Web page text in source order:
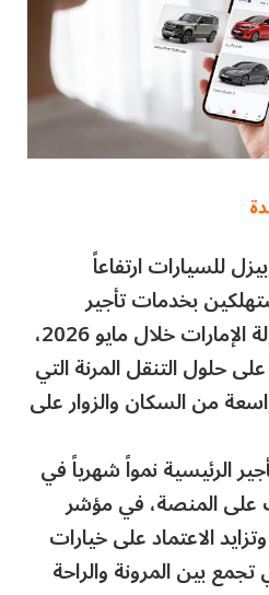
للسيارات ارتفاعاً
بخدمات تأجير
السيارات اليومية في دولة الإمارات خلال مايو 2026،
حلول التنقل المرنة التي
من السكان والزوار على
الرئيسية نمواً شهرياً في
على المنصة، في مؤشر
الاعتماد على خيارات
بين المرونة والراحة